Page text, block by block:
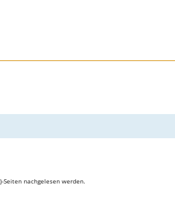
nachgelesen werden.